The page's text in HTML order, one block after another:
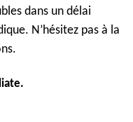
dans un délai
N’hésitez pas à la